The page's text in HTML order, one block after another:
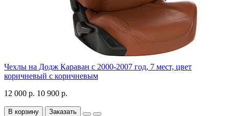
Чехлы на Додж Караван с 2000-2007 год, 7 мест, цвет
коричневый с коричневым
12 000 р. 10 900 р.
В корзину Заказать